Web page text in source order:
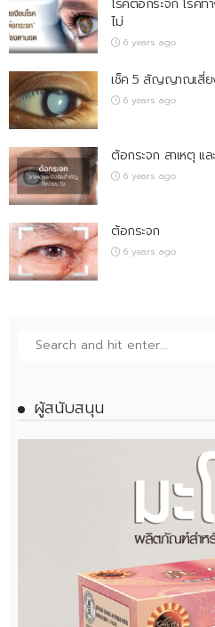
โรคต้อกระจก โรคท
ไม่
6 years ago
เช็ค 5 สัญญาณเสี่ย
6 years ago
ต้อกระจก สาเหตุ แ
6 years ago
ต้อกระจก
6 years ago
ผู้สนับสนุน